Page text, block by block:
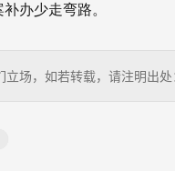
办少走弯路。
立场，如若转载，请注明